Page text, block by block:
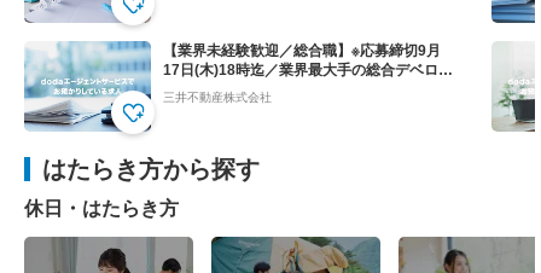
【業界未経験歓迎／総合職】※応募締切9月
17日(木)18時迄／業界最大手の総合デベロッ
パー
三井不動産株式会社
はたらき方から探す
休日・はたらき方